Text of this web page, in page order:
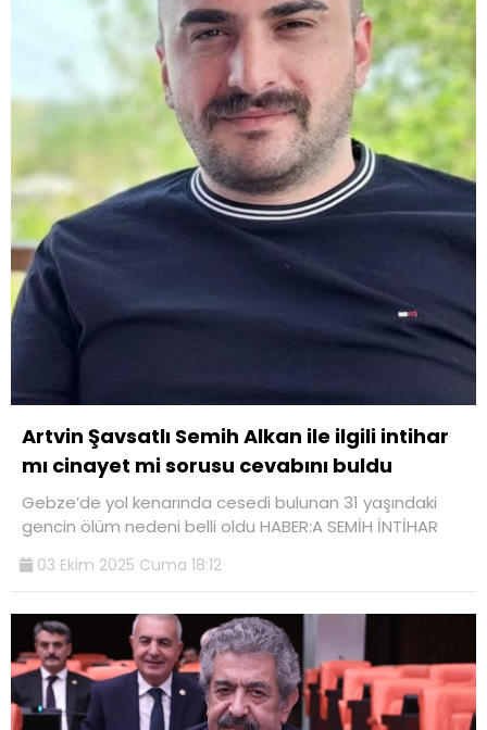
Artvin Şavsatlı Semih Alkan ile ilgili intihar
mı cinayet mi sorusu cevabını buldu
Gebze’de yol kenarında cesedi bulunan 31 yaşındaki
gencin ölüm nedeni belli oldu HABER:A SEMİH İNTİHAR
03 Ekim 2025 Cuma 18:12